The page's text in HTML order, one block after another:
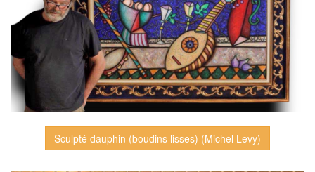
Sculpté dauphin (boudins lisses) (Michel Levy)